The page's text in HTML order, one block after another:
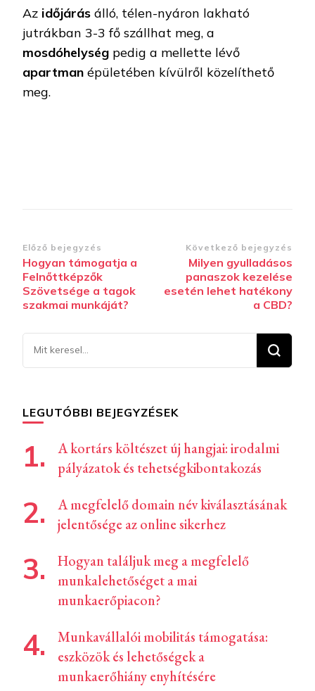
Az időjárás álló, télen-nyáron lakható
jutrákban 3-3 fő szállhat meg, a
mosdóhelység pedig a mellette lévő
apartman épületében kívülről közelíthető
meg.
Bejegyzések
navigációja
Előző bejegyzés
Hogyan támogatja a
Felnőttképzők
Szövetsége a tagok
szakmai munkáját?
Következő bejegyzés
Milyen gyulladásos
panaszok kezelése
esetén lehet hatékony
a CBD?
Keresel
valamit?
LEGUTÓBBI BEJEGYZÉSEK
A kortárs költészet új hangjai: irodalmi
pályázatok és tehetségkibontakozás
A megfelelő domain név kiválasztásának
jelentősége az online sikerhez
Hogyan találjuk meg a megfelelő
munkalehetőséget a mai
munkaerőpiacon?
Munkavállalói mobilitás támogatása:
eszközök és lehetőségek a
munkaerőhiány enyhítésére